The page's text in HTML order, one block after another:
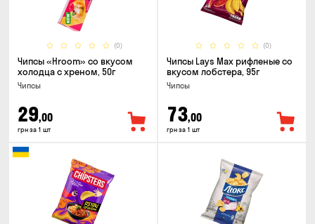
(0)
Чипсы «Hroom» со вкусом
холодца с хреном, 50г
Чипсы
29,00
грн за 1 шт
(0)
Чипсы Lays Max рифленые со
вкусом лобстера, 95г
Чипсы
73,00
грн за 1 шт